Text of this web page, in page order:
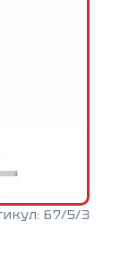
67/5/3